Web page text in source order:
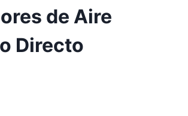
de Aire
Directo